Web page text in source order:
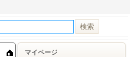
マイページ